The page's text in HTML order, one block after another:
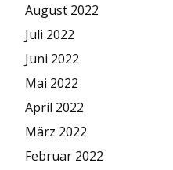
August 2022
Juli 2022
Juni 2022
Mai 2022
April 2022
März 2022
Februar 2022